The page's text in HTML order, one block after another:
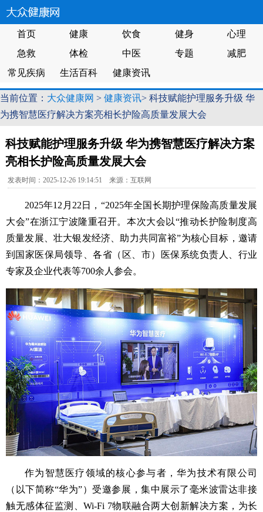
首页 健康 饮食 健身
心理
急救
体检 中医 专题
减肥
常见疾病
生活百科 健康资讯
当前位置： 大众健康网 > 健康资讯> 科技赋能护理服务升级 华
为携智慧医疗解决方案亮相长护险高质量发展大会
科技赋能护理服务升级 华为携智慧医疗解决方案
亮相长护险高质量发展大会
发表时间：2025-12-26 19:14:51 来源：互联网
2025年12月22日，“2025年全国长期护理保险高质量发展
大会”在浙江宁波隆重召开。本次大会以“推动长护险制度高
质量发展、壮大银发经济、助力共同富裕”为核心目标，邀请
到国家医保局领导、各省（区、市）医保系统负责人、行业
专家及企业代表等700余人参会。
作为智慧医疗领域的核心参与者，华为技术有限公司
（以下简称“华为”）受邀参展，集中展示了毫米波雷达非接
触无感体征监测、Wi-Fi 7物联融合两大创新解决方案，为长